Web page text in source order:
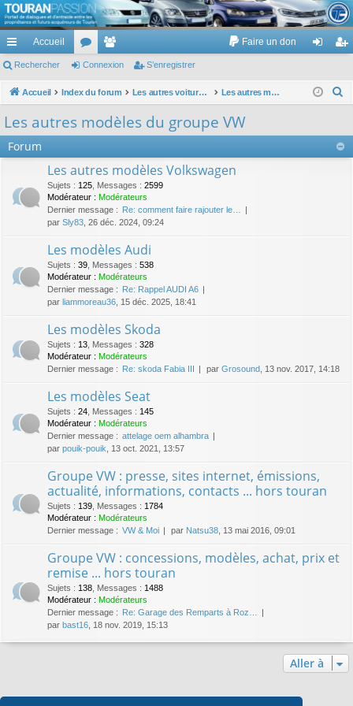
TouranPassion
Le forum des propriétaires ou futurs acquéreurs du Volkswagen Touran
cc
ès
pi
de
Accueil
or
u
s
e
m
es
Faire un don
ne
on
nr
ist
re
Rechercher Connexion S’enregistrer
Accueil Index du forum Les autres voitures et ce qui touche à la voiture Les autres modèles du groupe VW
Les autres modèles du groupe VW
Forum
Les autres modèles Volkswagen
Sujets : 125 Messages : 2599
Modérateur : Modérateurs
Dernier message : Re: comment faire rajouter le…
par Sly83 , 26 déc. 2024, 09:24
Les modèles Audi
Sujets : 39 Messages : 538
Modérateur : Modérateurs
Dernier message : Re: Rappel AUDI A6
par liammoreau36 , 15 déc. 2025, 18:41
Les modèles Skoda
Sujets : 13 Messages : 328
Modérateur : Modérateurs
Dernier message : Re: skoda Fabia III par Grosound , 13 nov. 2017, 14:18
Les modèles Seat
Sujets : 24 Messages : 145
Modérateur : Modérateurs
Dernier message : attelage oem alhambra
par pouik-pouik , 13 oct. 2021, 13:57
Groupe VW : presse, sites internet, émissions,
actualité, informations, contacts ... hors touran
Sujets : 139 Messages : 1784
Modérateur : Modérateurs
Dernier message : VW & Moi par Natsu38 , 13 mai 2016, 09:01
Groupe VW : concessions, modèles, achat, prix et
remise ... hors touran
Sujets : 138 Messages : 1488
Modérateur : Modérateurs
Dernier message : Re: Garage des Remparts à Roz…
par bast16 , 18 nov. 2019, 15:13
Aller à
Qui est en ligne